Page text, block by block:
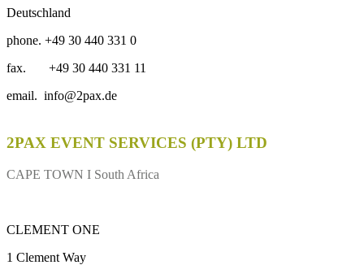
Deutschland
phone. +49 30 440 331 0
fax. +49 30 440 331 11
email. info@2pax.de
2PAX EVENT SERVICES (PTY) LTD
CAPE TOWN I South Africa
CLEMENT ONE
1 Clement Way